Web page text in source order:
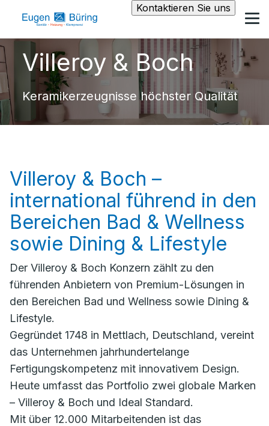
Kontaktieren Sie uns
Villeroy & Boch
Keramikerzeugnisse höchster Qualität
Villeroy & Boch –
international führend in den
Bereichen Bad & Wellness
sowie Dining & Lifestyle
Der Villeroy & Boch Konzern zählt zu den
führenden Anbietern von Premium-Lösungen in
den Bereichen Bad und Wellness sowie Dining &
Lifestyle.
Gegründet 1748 in Mettlach, Deutschland, vereint
das Unternehmen jahrhundertelange
Fertigungskompetenz mit innovativem Design.
Heute umfasst das Portfolio zwei globale Marken
– Villeroy & Boch und Ideal Standard.
Mit über 12.000 Mitarbeitenden ist das